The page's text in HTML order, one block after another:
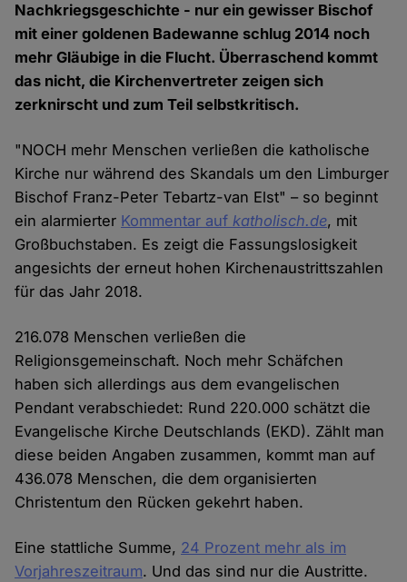
Nachkriegsgeschichte - nur ein gewisser Bischof
mit einer goldenen Badewanne schlug 2014 noch
mehr Gläubige in die Flucht. Überraschend kommt
das nicht, die Kirchenvertreter zeigen sich
zerknirscht und zum Teil selbstkritisch.
"NOCH mehr Menschen verließen die katholische
Kirche nur während des Skandals um den Limburger
Bischof Franz-Peter Tebartz-van Elst" – so beginnt
ein alarmierter Kommentar aufkatholisch.de, mit
Großbuchstaben. Es zeigt die Fassungslosigkeit
angesichts der erneut hohen Kirchenaustrittszahlen
für das Jahr 2018.
216.078 Menschen verließen die
Religionsgemeinschaft. Noch mehr Schäfchen
haben sich allerdings aus dem evangelischen
Pendant verabschiedet: Rund 220.000 schätzt die
Evangelische Kirche Deutschlands (EKD). Zählt man
diese beiden Angaben zusammen, kommt man auf
436.078 Menschen, die dem organisierten
Christentum den Rücken gekehrt haben.
Eine stattliche Summe, 24 Prozent mehr als im
Vorjahreszeitraum. Und das sind nur die Austritte.